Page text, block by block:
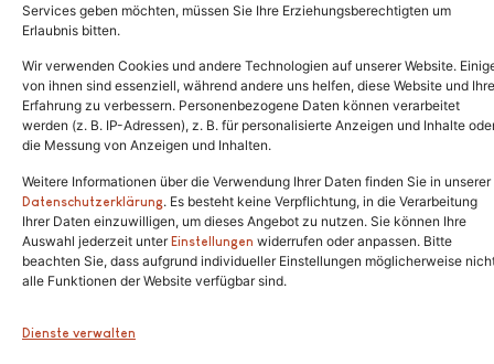
Services geben möchten, müssen Sie Ihre Erziehungsberechtigten um
Erlaubnis bitten.
Wir verwenden Cookies und andere Technologien auf unserer Website.
von ihnen sind essenziell, während andere uns helfen, diese Website und Ihre
Erfahrung zu verbessern. Personenbezogene Daten können verarbeitet
werden (z. B. IP-Adressen), z. B. für personalisierte Anzeigen und Inhalte
die Messung von Anzeigen und Inhalten.
Weitere Informationen über die Verwendung Ihrer Daten finden Sie in unserer
Datenschutzerklärung. Es besteht keine Verpflichtung, in die Verarbeitung
Ihrer Daten einzuwilligen, um dieses Angebot zu nutzen. Sie können Ihre
Auswahl jederzeit unterEinstellungen widerrufen oder anpassen. Bitte
beachten Sie, dass aufgrund individueller Einstellungen möglicherweise
alle Funktionen der Website verfügbar sind.
Dienste verwalten
Copyright © 2024. Alle Rechte vorbehalten.
info@katzenschutzfreunde.de
Im Brandenfeld 22
53426 Schalkenbach